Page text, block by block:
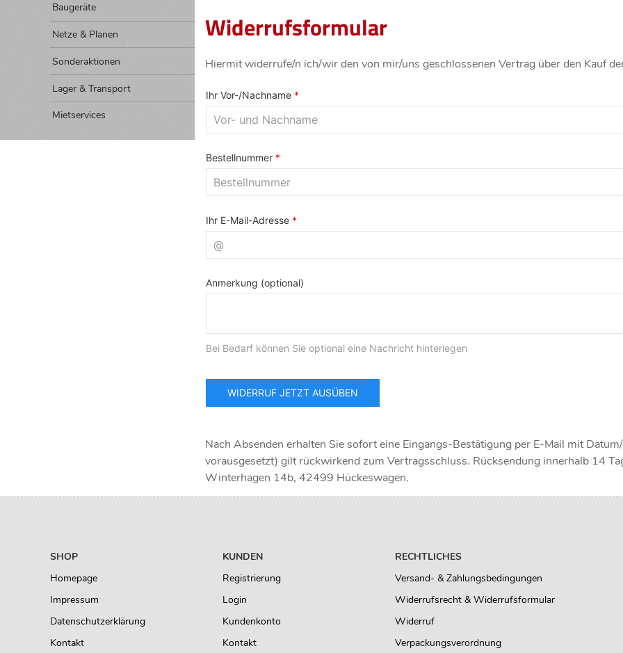
Baugeräte
Netze & Planen
Sonderaktionen
Lager & Transport
Mietservices
Widerrufsformular
Hiermit widerrufe/n ich/wir den von mir/uns geschlossenen Vertrag über den Kauf
Nach Absenden erhalten Sie sofort eine Eingangs-Bestätigung per E-Mail mit
vorausgesetzt) gilt rückwirkend zum Vertragsschluss. Rücksendung innerhalb 14
Winterhagen 14b, 42499 Hückeswagen.
SHOP
Homepage
Impressum
Datenschutzerklärung
Kontakt
KUNDEN
Registrierung
Login
Kundenkonto
Kontakt
RECHTLICHES
Versand- & Zahlungsbedingungen
Widerrufsrecht & Widerrufsformular
Widerruf
Verpackungsverordnung